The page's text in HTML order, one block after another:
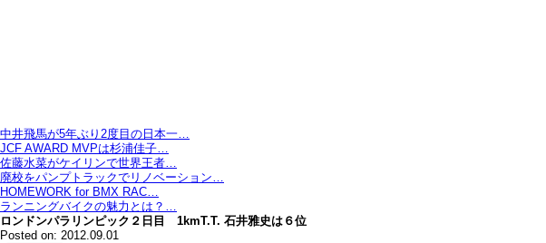
中井飛馬が5年ぶり2度目の日本一…
JCF AWARD MVPは杉浦佳子…
佐藤水菜がケイリンで世界王者…
廃校をパンプトラックでリノベーション…
HOMEWORK for BMX RAC…
ランニングバイクの魅力とは？…
ロンドンパラリンピック２日目 1kmT.T. 石井雅史は６位
Posted on: 2012.09.01